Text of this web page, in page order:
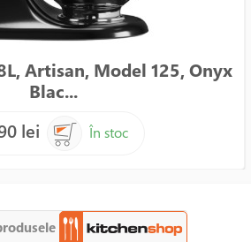
Artisan, Model 125, Onyx
Blac...
lei
În stoc